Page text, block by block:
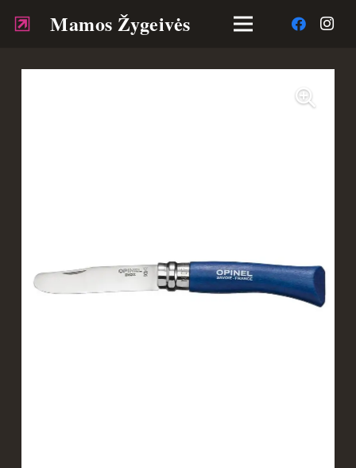
Mamos Žygeivės